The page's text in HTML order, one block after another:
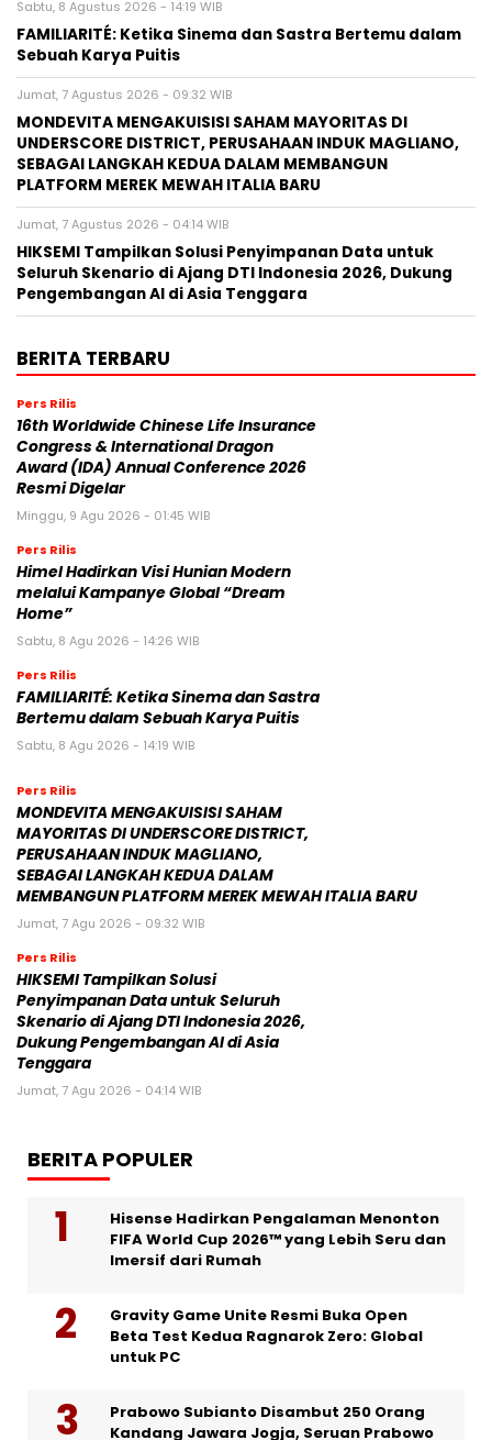
Sabtu, 8 Agustus 2026 - 14:19 WIB
FAMILIARITÉ: Ketika Sinema dan Sastra Bertemu dalam
Sebuah Karya Puitis
Jumat, 7 Agustus 2026 - 09:32 WIB
MONDEVITA MENGAKUISISI SAHAM MAYORITAS DI
UNDERSCORE DISTRICT, PERUSAHAAN INDUK MAGLIANO,
SEBAGAI LANGKAH KEDUA DALAM MEMBANGUN
PLATFORM MEREK MEWAH ITALIA BARU
Jumat, 7 Agustus 2026 - 04:14 WIB
HIKSEMI Tampilkan Solusi Penyimpanan Data untuk
Seluruh Skenario di Ajang DTI Indonesia 2026, Dukung
Pengembangan AI di Asia Tenggara
BERITA TERBARU
Pers Rilis
16th Worldwide Chinese Life Insurance
Congress & International Dragon
Award (IDA) Annual Conference 2026
Resmi Digelar
Minggu, 9 Agu 2026 - 01:45 WIB
Pers Rilis
Himel Hadirkan Visi Hunian Modern
melalui Kampanye Global “Dream
Home”
Sabtu, 8 Agu 2026 - 14:26 WIB
Pers Rilis
FAMILIARITÉ: Ketika Sinema dan Sastra
Bertemu dalam Sebuah Karya Puitis
Sabtu, 8 Agu 2026 - 14:19 WIB
Pers Rilis
MONDEVITA MENGAKUISISI SAHAM
MAYORITAS DI UNDERSCORE DISTRICT,
PERUSAHAAN INDUK MAGLIANO,
SEBAGAI LANGKAH KEDUA DALAM
MEMBANGUN PLATFORM MEREK MEWAH ITALIA BARU
Jumat, 7 Agu 2026 - 09:32 WIB
Pers Rilis
HIKSEMI Tampilkan Solusi
Penyimpanan Data untuk Seluruh
Skenario di Ajang DTI Indonesia 2026,
Dukung Pengembangan AI di Asia
Tenggara
Jumat, 7 Agu 2026 - 04:14 WIB
BERITA POPULER
Hisense Hadirkan Pengalaman Menonton
FIFA World Cup 2026™ yang Lebih Seru dan
Imersif dari Rumah
Gravity Game Unite Resmi Buka Open
Beta Test Kedua Ragnarok Zero: Global
untuk PC
Prabowo Subianto Disambut 250 Orang
Kandang Jawara Jogja, Seruan Prabowo